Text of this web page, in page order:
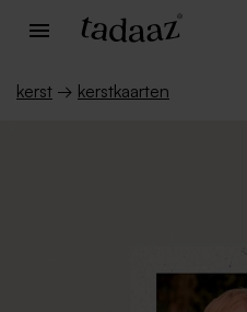
kerst → kerstkaarten